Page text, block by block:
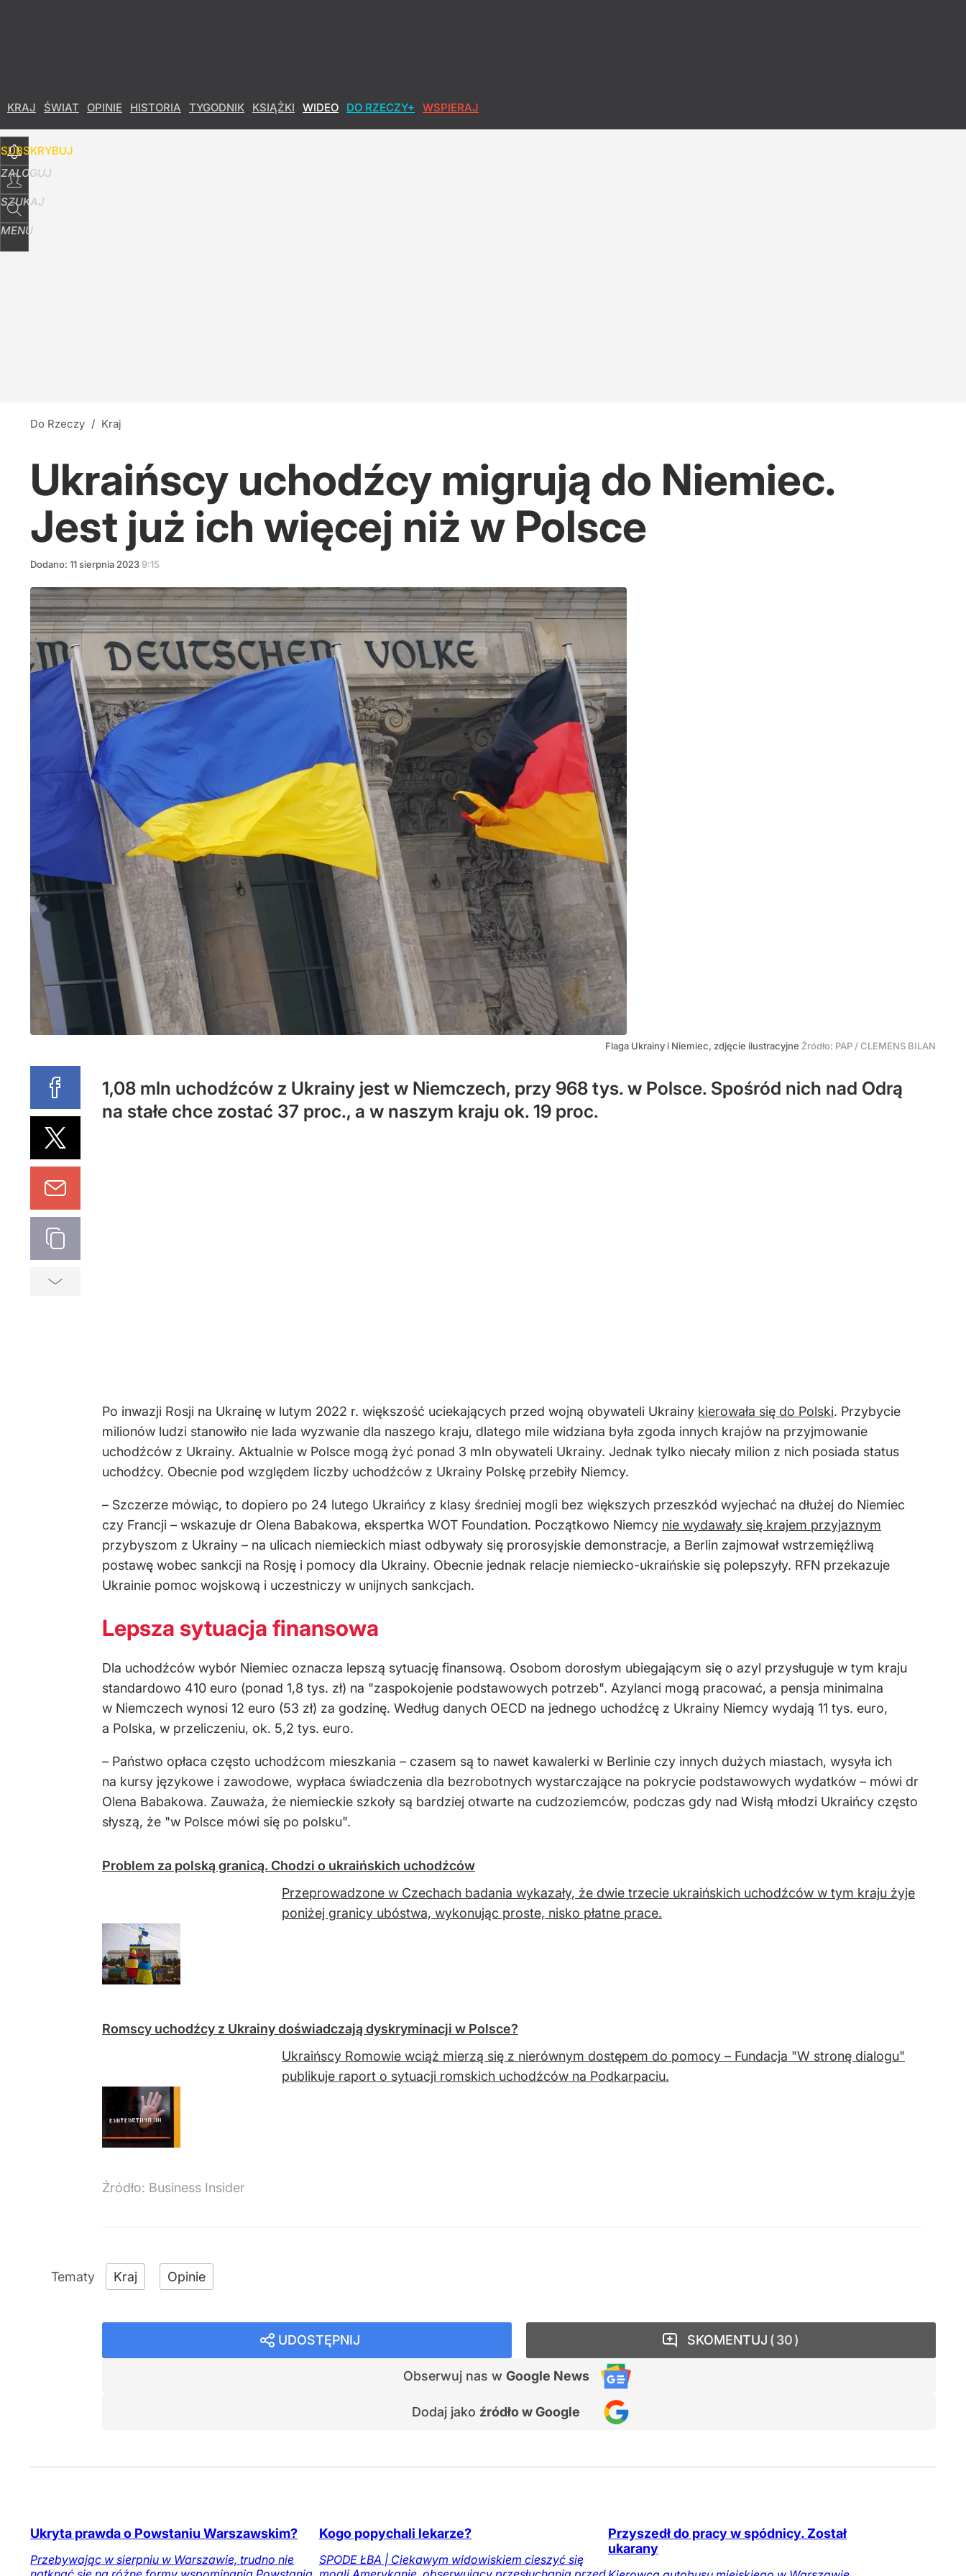
KRAJ ŚWIAT OPINIE HISTORIA TYGODNIK KSIĄŻKI WIDEO DO RZECZY+ WSPIERAJ
SUBSKRYBUJ
ZALOGUJ
SZUKAJ
MENU
Do Rzeczy / Kraj
Ukraińscy uchodźcy migrują do Niemiec.
Jest już ich więcej niż w Polsce
Dodano: 11sierpnia 2023 9:15
Flaga Ukrainy i Niemiec, zdjęcie ilustracyjne Źródło: PAP /CLEMENS BILAN
1,08 mln uchodźców z Ukrainy jest w Niemczech, przy 968 tys. w Polsce. Spośród nich nad Odrą
na stałe chce zostać 37 proc., a w naszym kraju ok. 19 proc.
Po inwazji Rosji na Ukrainę w lutym 2022 r. większość uciekających przed wojną obywateli Ukrainy kierowała się do Polski. Przybycie
milionów ludzi stanowiło nie lada wyzwanie dla naszego kraju, dlatego mile widziana była zgoda innych krajów na przyjmowanie
uchodźców z Ukrainy. Aktualnie w Polsce mogą żyć ponad 3 mln obywateli Ukrainy. Jednak tylko niecały milion z nich posiada status
uchodźcy. Obecnie pod względem liczby uchodźców z Ukrainy Polskę przebiły Niemcy.
– Szczerze mówiąc, to dopiero po 24 lutego Ukraińcy z klasy średniej mogli bez większych przeszkód wyjechać na dłużej do Niemiec
czy Francji – wskazuje dr Olena Babakowa, ekspertka WOT Foundation. Początkowo Niemcy nie wydawały się krajem przyjaznym
przybyszom z Ukrainy – na ulicach niemieckich miast odbywały się prorosyjskie demonstracje, a Berlin zajmował wstrzemięźliwą
postawę wobec sankcji na Rosję i pomocy dla Ukrainy. Obecnie jednak relacje niemiecko-ukraińskie się polepszyły. RFN przekazuje
Ukrainie pomoc wojskową i uczestniczy w unijnych sankcjach.
Lepsza sytuacja finansowa
Dla uchodźców wybór Niemiec oznacza lepszą sytuację finansową. Osobom dorosłym ubiegającym się o azyl przysługuje w tym kraju
standardowo 410 euro (ponad 1,8 tys. zł) na "zaspokojenie podstawowych potrzeb". Azylanci mogą pracować, a pensja minimalna
w Niemczech wynosi 12 euro (53 zł) za godzinę. Według danych OECD na jednego uchodźcę z Ukrainy Niemcy wydają 11 tys. euro,
a Polska, w przeliczeniu, ok. 5,2 tys. euro.
– Państwo opłaca często uchodźcom mieszkania – czasem są to nawet kawalerki w Berlinie czy innych dużych miastach, wysyła ich
na kursy językowe i zawodowe, wypłaca świadczenia dla bezrobotnych wystarczające na pokrycie podstawowych wydatków – mówi dr
Olena Babakowa. Zauważa, że niemieckie szkoły są bardziej otwarte na cudzoziemców, podczas gdy nad Wisłą młodzi Ukraińcy często
słyszą, że "w Polsce mówi się po polsku".
Problem za polską granicą. Chodzi o ukraińskich uchodźców
Przeprowadzone w Czechach badania wykazały, że dwie trzecie ukraińskich uchodźców w tym kraju żyje
poniżej granicy ubóstwa, wykonując proste, nisko płatne prace.
Romscy uchodźcy z Ukrainy doświadczają dyskryminacji w Polsce?
Ukraińscy Romowie wciąż mierzą się z nierównym dostępem do pomocy – Fundacja "W stronę dialogu"
publikuje raport o sytuacji romskich uchodźców na Podkarpaciu.
Źródło: Business Insider
Kraj Opinie
UDOSTĘPNIJ
Obserwuj nas w Google News
Dodaj jako źródło w Google
SKOMENTUJ 30
Ukryta prawda o Powstaniu Warszawskim?
Przebywając w sierpniu w Warszawie, trudno nie
Kogo popychali lekarze?
SPODE ŁBA | Ciekawym widowiskiem cieszyć się
Przyszedł do pracy w spódnicy. Został
ukarany